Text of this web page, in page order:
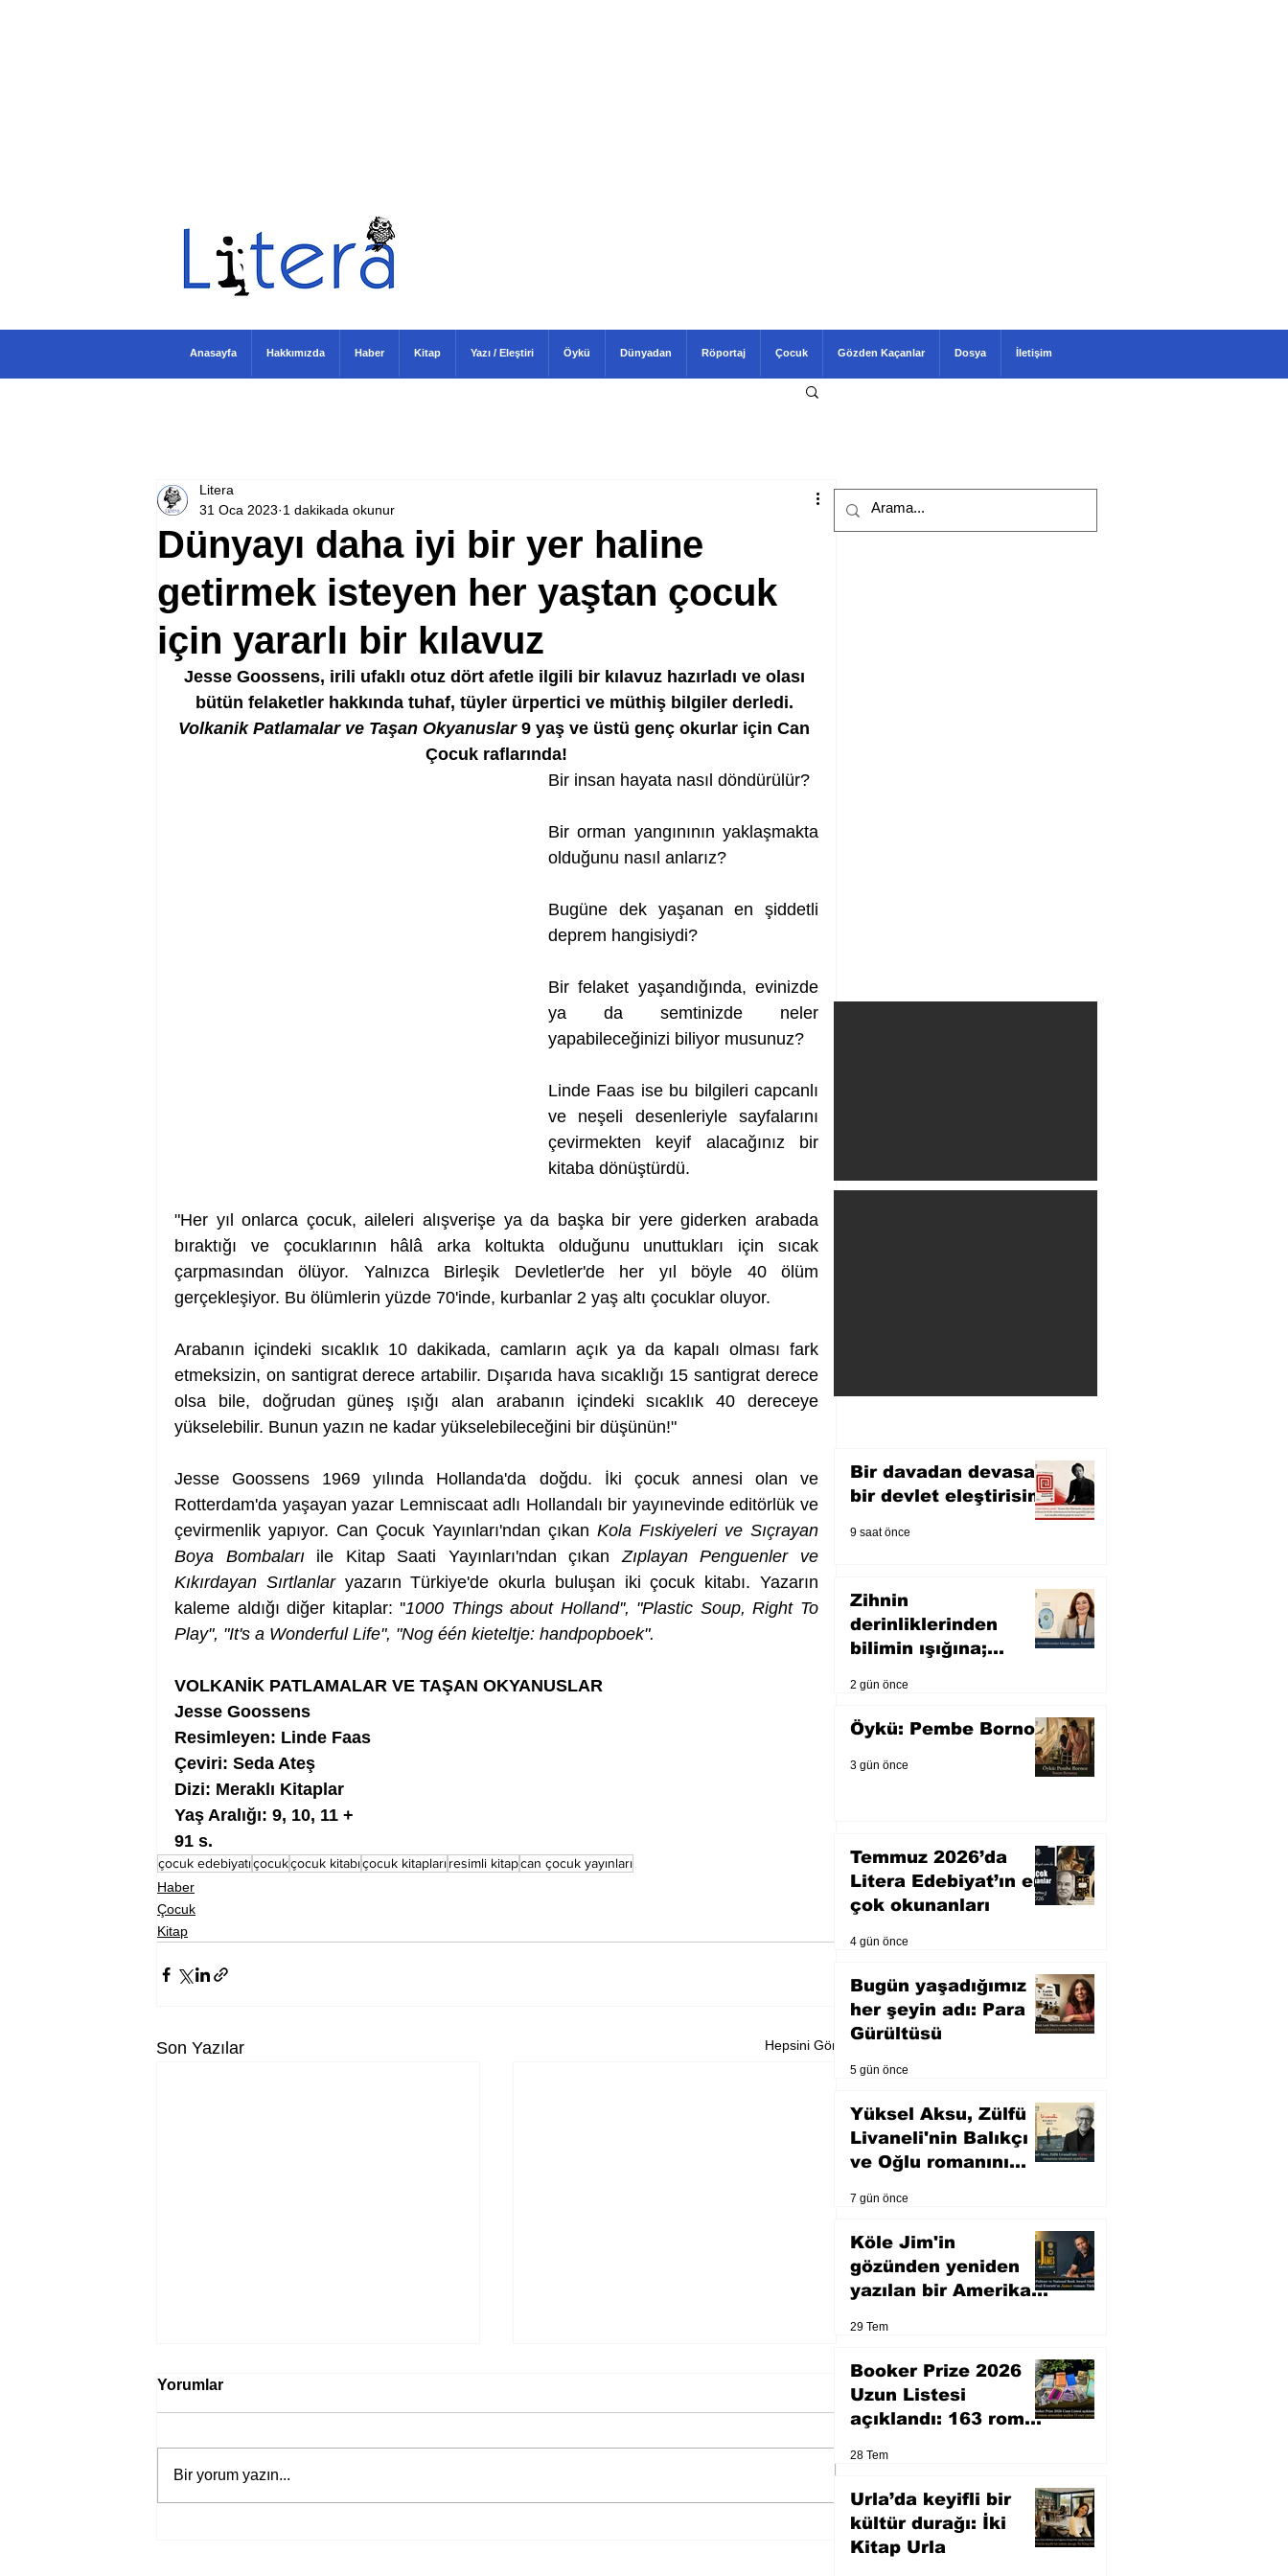
Dünyayı daha iyi bir yer haline
getirmek isteyen her yaştan çocuk
için yararlı bir kılavuz
Litera
31 Oca 2023 1 dakikada okunur
Jesse Goossens, irili ufaklı otuz dört afetle ilgili bir kılavuz hazırladı ve olası
bütün felaketler hakkında tuhaf, tüyler ürpertici ve müthiş bilgiler derledi.
Volkanik Patlamalar ve Taşan Okyanuslar 9 yaş ve üstü genç okurlar için Can
Çocuk raflarında!
Bir insan hayata nasıl döndürülür?
Bir orman yangınının yaklaşmakta
olduğunu nasıl anlarız?
Bugüne dek yaşanan en şiddetli
deprem hangisiydi?
Bir felaket yaşandığında, evinizde
ya da semtinizde neler
yapabileceğinizi biliyor musunuz?
Linde Faas ise bu bilgileri capcanlı
ve neşeli desenleriyle sayfalarını
çevirmekten keyif alacağınız bir
kitaba dönüştürdü.
"Her yıl onlarca çocuk, aileleri alışverişe ya da başka bir yere giderken arabada
bıraktığı ve çocuklarının hâlâ arka koltukta olduğunu unuttukları için sıcak
çarpmasından ölüyor. Yalnızca Birleşik Devletler'de her yıl böyle 40 ölüm
gerçekleşiyor. Bu ölümlerin yüzde 70'inde, kurbanlar 2 yaş altı çocuklar oluyor.
Arabanın içindeki sıcaklık 10 dakikada, camların açık ya da kapalı olması fark
etmeksizin, on santigrat derece artabilir. Dışarıda hava sıcaklığı 15 santigrat derece
olsa bile, doğrudan güneş ışığı alan arabanın içindeki sıcaklık 40 dereceye
yükselebilir. Bunun yazın ne kadar yükselebileceğini bir düşünün!"
Jesse Goossens
1969 yılında Hollanda'da doğdu. İki çocuk annesi olan ve
Rotterdam'da yaşayan yazar Lemniscaat adlı Hollandalı bir yayınevinde editörlük ve
çevirmenlik yapıyor. Can Çocuk Yayınları'ndan çıkan Kola Fıskiyeleri ve Sıçrayan
Boya Bombaları ile Kitap Saati Yayınları'ndan çıkan Zıplayan Penguenler ve
Kıkırdayan Sırtlanlar yazarın Türkiye'de okurla buluşan iki çocuk kitabı. Yazarın
kaleme aldığı diğer kitaplar: ''1000 Things about Holland'', "Plastic Soup, Right To
Play", "It's a Wonderful Life", "Nog één kieteltje: handpopboek".
VOLKANİK PATLAMALAR VE TAŞAN OKYANUSLAR
Jesse Goossens
Resimleyen: Linde Faas
Çeviri: Seda Ateş
Dizi: Meraklı Kitaplar
Yaş Aralığı: 9, 10, 11 +
91 s.
çocuk edebiyatıçocukçocuk kitabıçocuk kitaplarıresimli kitapcan çocuk yayınları
Haber
Çocuk
Kitap
Son Yazılar Hepsini Gör
Yorumlar
Bir yorum yazın...
Bir davadan devasa
bir devlet eleştirisine
9 saat önce
Zihnin
derinliklerinden
bilimin ışığına;
2 gün önce
Öykü: Pembe Bornoz
3 gün önce
Temmuz 2026’da
Litera Edebiyat’ın en
çok okunanları
4 gün önce
Bugün yaşadığımız
her şeyin adı: Para
Gürültüsü
5 gün önce
Yüksel Aksu, Zülfü
Livaneli'nin Balıkçı
ve Oğlu romanını
7 gün önce
Köle Jim'in
gözünden yeniden
yazılan bir Amerikan
29 Tem
Booker Prize 2026
Uzun Listesi
açıklandı: 163 roman
28 Tem
Urla’da keyifli bir
kültür durağı: İki
Kitap Urla
Anasayfa Hakkımızda Haber Kitap Yazı / Eleştiri Öykü Dünyadan Röportaj Çocuk Gözden Kaçanlar Dosya İletişim